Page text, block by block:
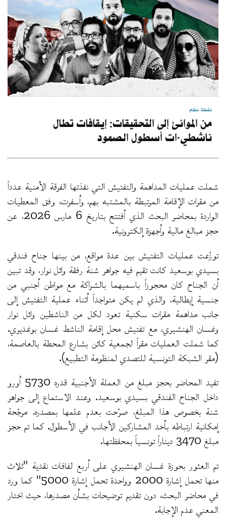
نقطة نظام
من الموانئ إلى التحقيقات: إيقافات تطال
ناشطي·ات أسطول الصمود
شملت عمليات المداهمة والتفتيش التي نفذتها الفرقة الأمنية عدداً
من مقرات الإقامة المرتبطة بالمشتبه بهم، وأسفرت، وفق المعطيات
الواردة بمحاضر البحث الذي أفتتح بتاريخ 6 مارس 2026، عن
حجز مبالغ مالية وأجهزة إلكترونية.
توزّعت عمليات التفتيش بين عدة مواقع، من بينها جناح فندقي
بسيدي بوسعيد كانت تقيم فيه جواهر شنة رفقة وائل نوار، وقد تبين
أن الجناح كان محجوزاً باسميهما بالشراكة مع مواطن أجنبي من
جنسية إيطالية، والذي لم يكن متواجداً أثناء عملية التفتيش إلى
جانب مداهمة مقرات سكنية تعود لكل من الناشطين وائل نوار
وغسان الهنشيري، مع تفتيش محل إقامة الناشط غسان بوغديري.
كما شملت العمليات مقراً لجمعية كائن بشارع المحطة بالعاصمة،
(مقر الشبكة التونسية للتصدي لمنظومة التطبيع).
تفيد المحاضر بحجز مبلغ من العملة الأجنبية قدره 5730 أورو
داخل الجناح الفندقي بسيدي بوسعيد. وعند الاستماع إلى جواهر
شنة بخصوص هذا المبلغ، صرّحت بعدم علمها بمصدره، مرجّحة
إمكانية ارتباطه بأحد المشاركين الأجانب في الأسطول. كما تم حجز
مبلغ 3470 ديناراً تونسياً بمحفظتها.
تم العثور بحوزة غسان الهنشيري على أربع لفافات نقدية "ثلاث
منها تحمل إشارة 2000 وواحدة تحمل إشارة 5000" كما ورد
في محاضر البحث، دون تقديم توضيحات بشأن مصدرها، حيث اختار
المعني عدم الإجابة.